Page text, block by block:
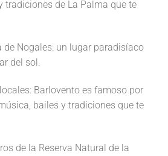
tradiciones de La Palma que te
de Nogales: un lugar paradisíaco
del sol.
Barlovento es famoso por
bailes y tradiciones que te
de la Reserva Natural de la